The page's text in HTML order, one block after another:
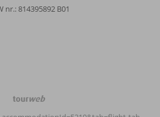
nr.: 814395892 B01
TourWeb